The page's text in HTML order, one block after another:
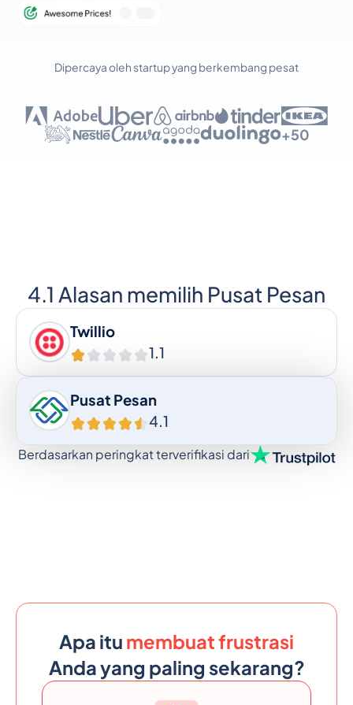
Dipercaya oleh startup yang berkembang pesat
+50
4.1 Alasan memilih Pusat Pesan
Twillio
1.1
Pusat Pesan
4.1
Berdasarkan peringkat terverifikasi dari
Apa itu membuat frustrasi
Anda yang paling sekarang?